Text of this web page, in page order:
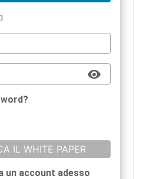
IL WHITE PAPER
un account adesso